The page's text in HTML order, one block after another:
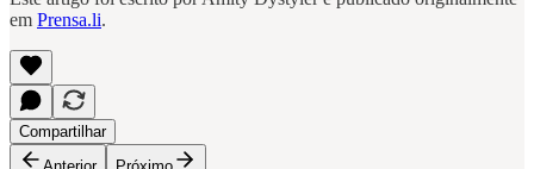
em Prensa.li.
Compartilhar